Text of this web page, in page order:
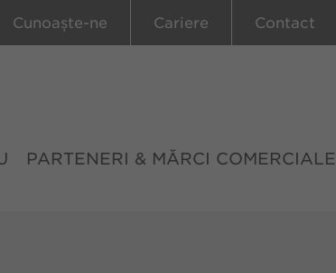
Cunoaște-ne Cariere Contact
PARTENERI & MĂRCI COMERCIALE